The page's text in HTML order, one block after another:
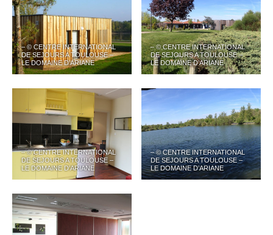
– © CENTRE INTERNATIONAL
DE SEJOURS A TOULOUSE –
LE DOMAINE D’ARIANE
– © CENTRE INTERNATIONAL
DE SEJOURS A TOULOUSE –
LE DOMAINE D’ARIANE
– © CENTRE INTERNATIONAL
DE SEJOURS A TOULOUSE –
LE DOMAINE D’ARIANE
– © CENTRE INTERNATIONAL
DE SEJOURS A TOULOUSE –
LE DOMAINE D’ARIANE